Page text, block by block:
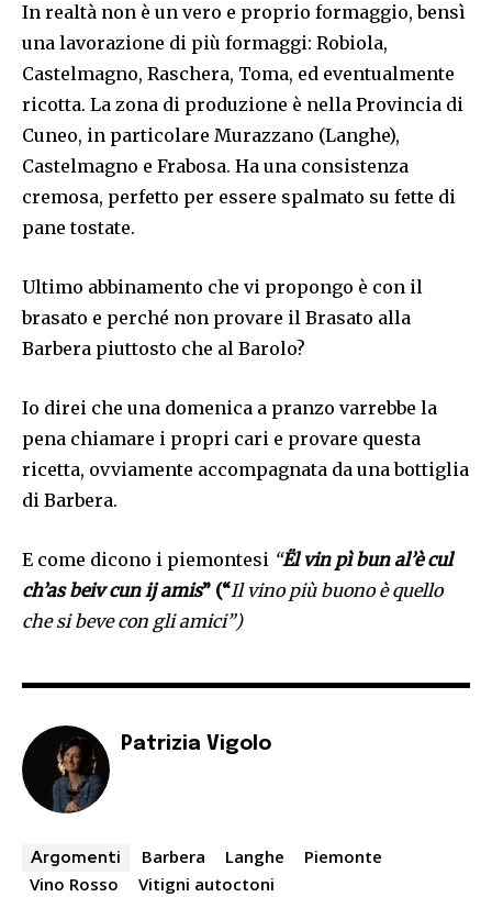
In realtà non è un vero e proprio formaggio, bensì
una lavorazione di più formaggi: Robiola,
Castelmagno, Raschera, Toma, ed eventualmente
ricotta. La zona di produzione è nella Provincia di
Cuneo, in particolare Murazzano (Langhe),
Castelmagno e Frabosa. Ha una consistenza
cremosa, perfetto per essere spalmato su fette di
pane tostate.
Ultimo abbinamento che vi propongo è con il
brasato e perché non provare il Brasato alla
Barbera piuttosto che al Barolo?
Io direi che una domenica a pranzo varrebbe la
pena chiamare i propri cari e provare questa
ricetta, ovviamente accompagnata da una bottiglia
di Barbera.
E come dicono i piemontesi “Ël vin pì bun al’è cul
ch’as beiv cun ij amis” (“Il vino più buono è quello
che si beve con gli amici”)
Patrizia Vigolo
Argomenti Barbera Langhe
Piemonte
Vino Rosso
Vitigni autoctoni